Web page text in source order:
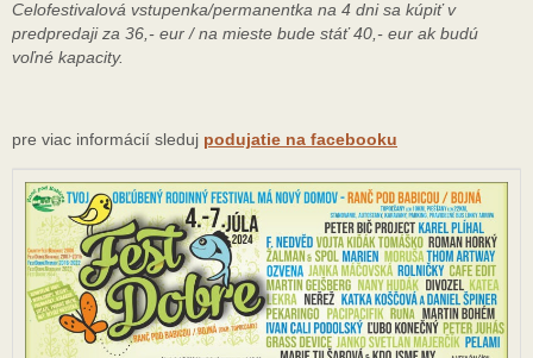
Celofestivalová vstupenka/permanentka na 4 dni sa kúpiť v
predpredaji za 36,- eur / na mieste bude stáť 40,- eur ak budú
voľné kapacity.
pre viac informácií sleduj podujatie na facebooku